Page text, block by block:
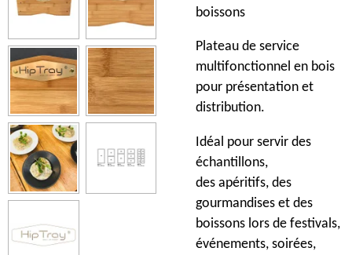
boissons
Plateau de service
multifonctionnel en bois
pour présentation et
distribution.
Idéal pour servir des
échantillons,
des apéritifs, des
gourmandises et des
boissons lors de festivals,
événements, soirées,